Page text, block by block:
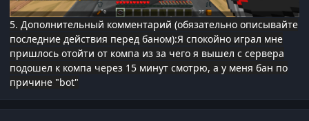
5. Дополнительный комментарий (обязательно описывайте
последние действия перед баном):Я спокойно играл мне
пришлось отойти от компа из за чего я вышел с сервера
подошел к компа через 15 минут смотрю, а у меня бан по
причине "bot"